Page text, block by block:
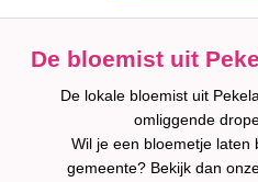
De bloemist uit
De lokale bloemist uit
omliggende
Wil je een bloemetje laten
gemeente? Bekijk dan